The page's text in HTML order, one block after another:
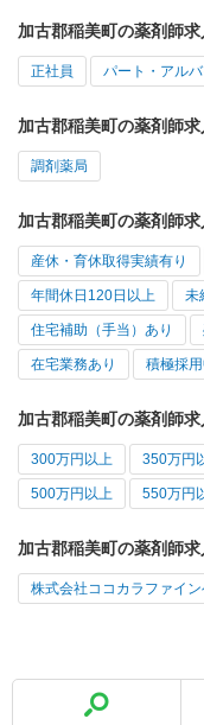
加古郡稲美町の薬剤師
正社員 パート・アルバ
加古郡稲美町の薬剤師
調剤薬局
加古郡稲美町の薬剤師
産休・育休取得実績有り
年間休日120日以上 未
住宅補助（手当）あり
在宅業務あり 積極採
加古郡稲美町の薬剤師
300万円以上 350万円
500万円以上 550万円
加古郡稲美町の薬剤師
株式会社ココカラファイ